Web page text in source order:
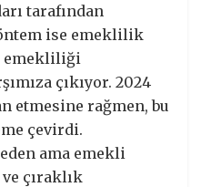
tarafından
ise emeklilik
emekliliği
çıkıyor. 2024
etmesine rağmen, bu
çevirdi.
ama emekli
çıraklık